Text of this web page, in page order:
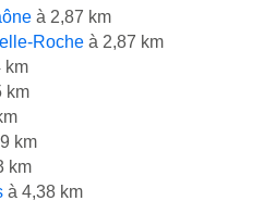
à 2,87 km
Roche à 2,87 km
km
km
km
km
à 4,38 km